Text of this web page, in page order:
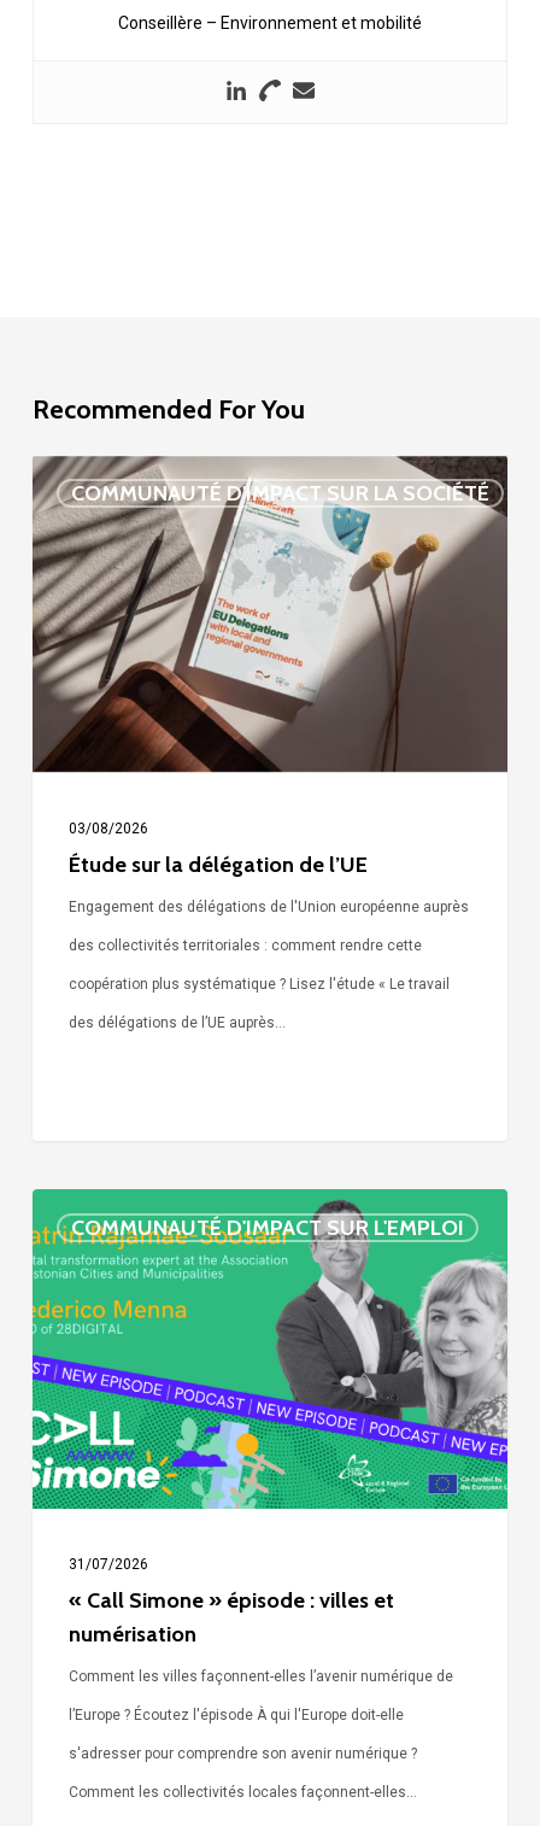
Conseillère – Environnement et mobilité
Recommended For You
COMMUNAUTÉ D'IMPACT SUR LA SOCIÉTÉ
Étude
sur
la
délégation
de
l’UE
03/08/2026
Étude sur la délégation de l’UE
Engagement des délégations de l'Union européenne auprès
des collectivités territoriales : comment rendre cette
coopération plus systématique ? Lisez l'étude « Le travail
des délégations de l’UE auprès…
COMMUNAUTÉ D'IMPACT SUR L'EMPLOI
Simone »
épisode
:
villes
et
numérisation
31/07/2026
« Call Simone » épisode : villes et
numérisation
Comment les villes façonnent-elles l’avenir numérique de
l’Europe ? Écoutez l'épisode À qui l'Europe doit-elle
s'adresser pour comprendre son avenir numérique ?
Comment les collectivités locales façonnent-elles…